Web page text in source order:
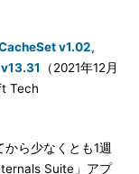
v1.02,
（2021年12月
Tech
ら少なくとも1週
Suite」アプ